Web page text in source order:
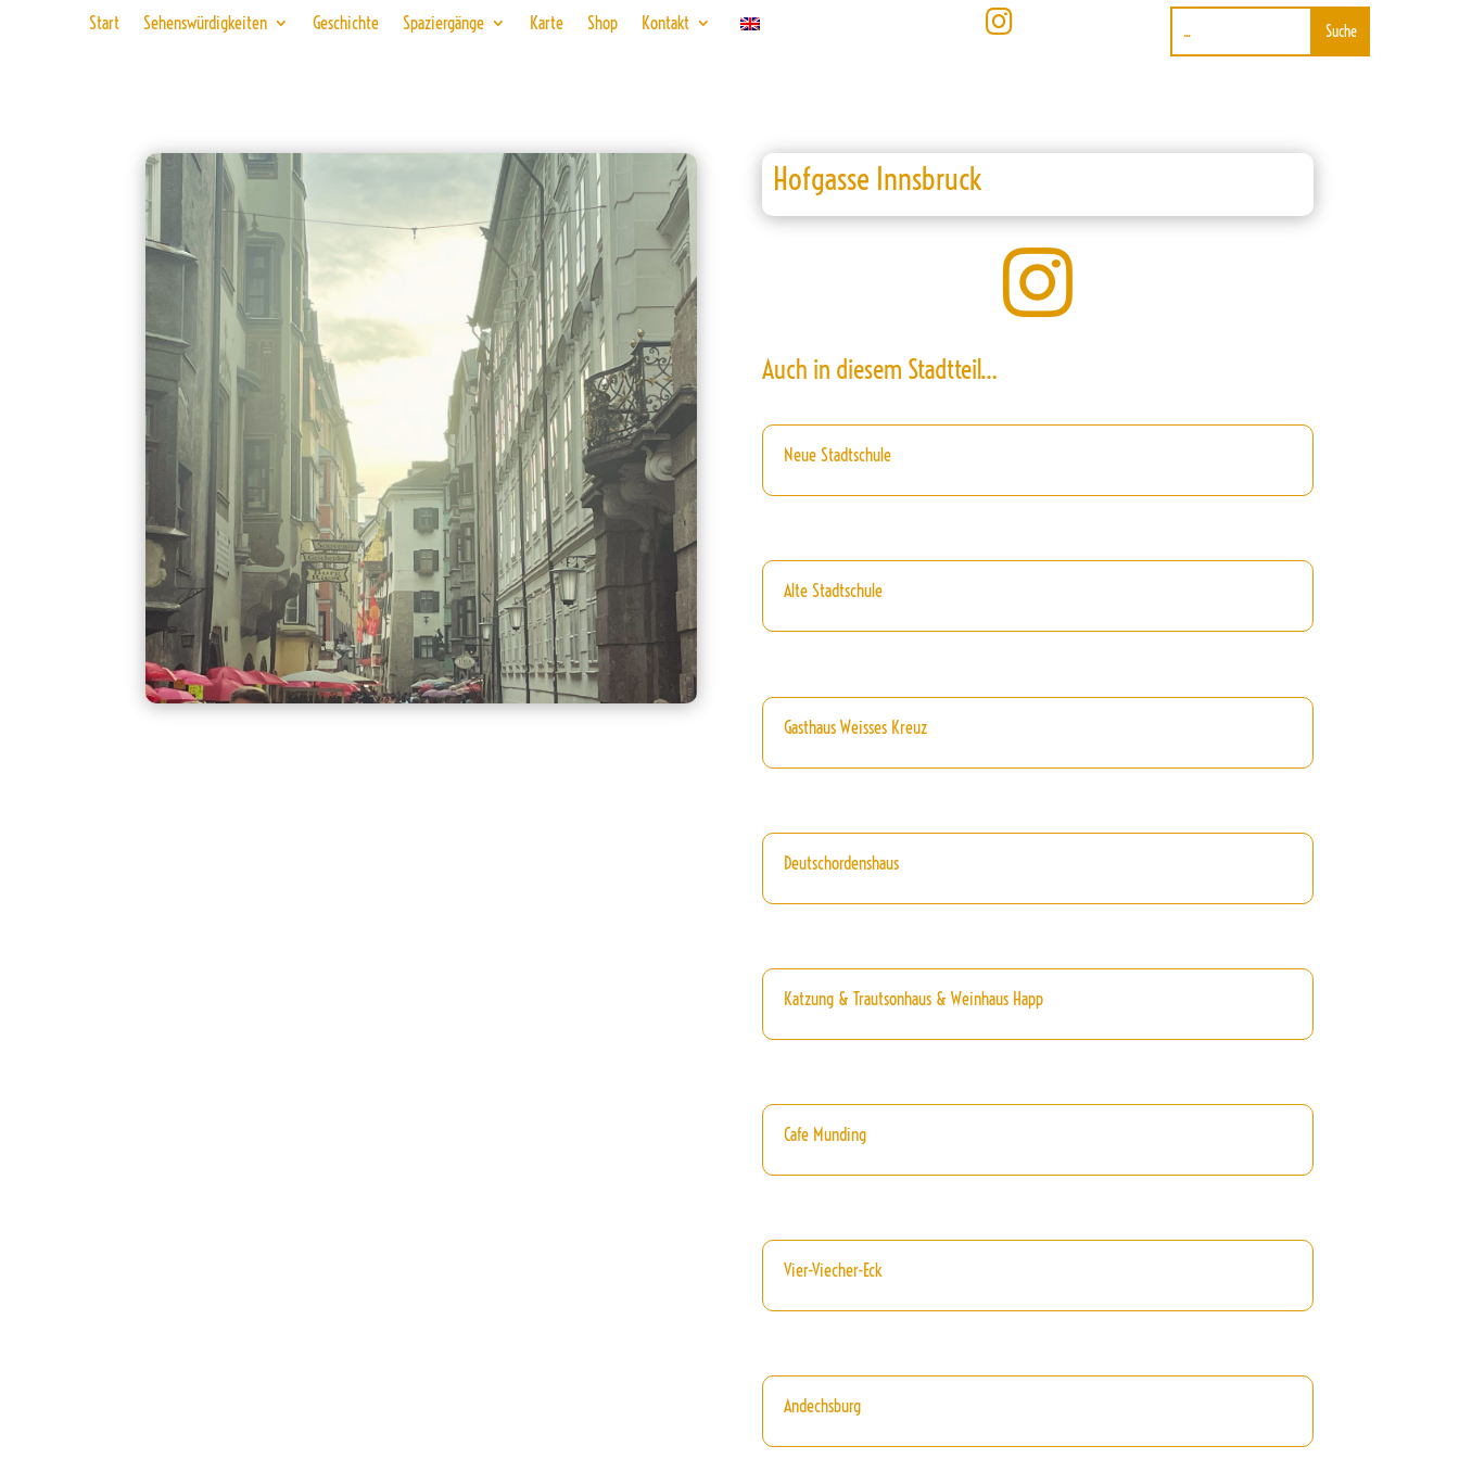
Start Sehenswürdigkeiten Geschichte Spaziergänge Karte Shop Kontakt 
Hofgasse Innsbruck

Auch in diesem Stadtteil…
Neue Stadtschule
Alte Stadtschule
Gasthaus Weisses Kreuz
Deutschordenshaus
Katzung & Trautsonhaus & Weinhaus Happ
Cafe Munding
Vier-Viecher-Eck
Andechsburg